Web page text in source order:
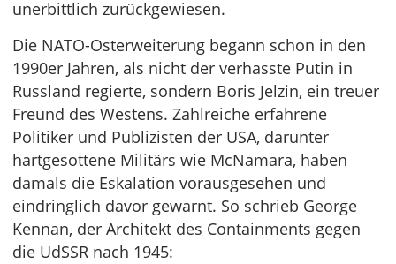
unerbittlich zurückgewiesen.
Die NATO-Osterweiterung begann schon in den
1990er Jahren, als nicht der verhasste Putin in
Russland regierte, sondern Boris Jelzin, ein treuer
Freund des Westens. Zahlreiche erfahrene
Politiker und Publizisten der USA, darunter
hartgesottene Militärs wie McNamara, haben
damals die Eskalation vorausgesehen und
eindringlich davor gewarnt. So schrieb George
Kennan, der Architekt des Containments gegen
die UdSSR nach 1945: